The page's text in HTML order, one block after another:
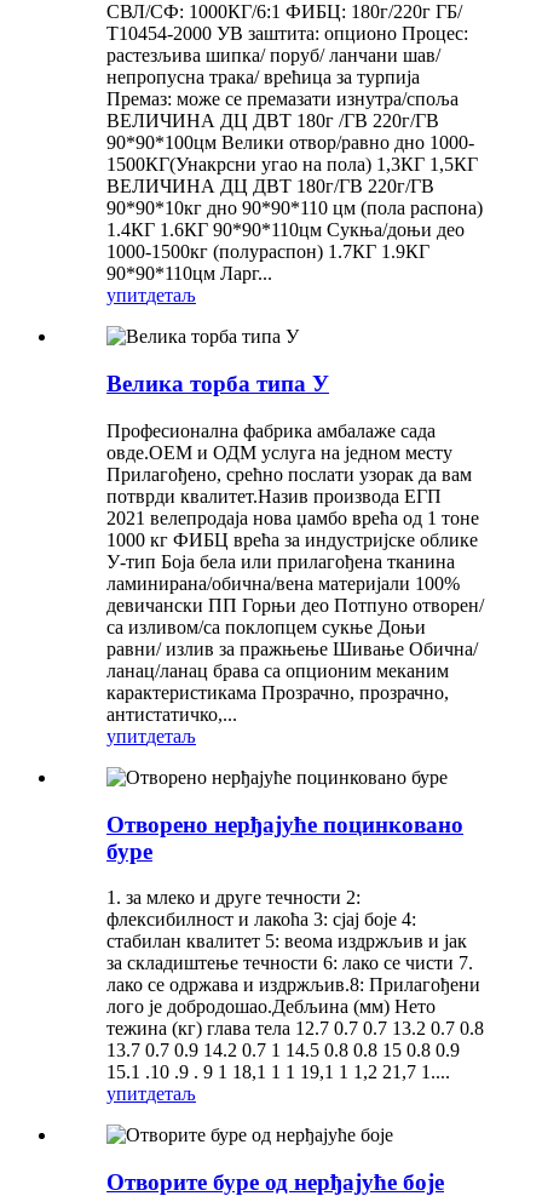
СВЛ/СФ: 1000КГ/6:1 ФИБЦ: 180г/220г ГБ/
Т10454-2000 УВ заштита: опционо Процес:
растезљива шипка/ поруб/ ланчани шав/
непропусна трака/ врећица за турпија
Премаз: може се премазати изнутра/споља
ВЕЛИЧИНА ДЦ ДВТ 180г /ГВ 220г/ГВ
90*90*100цм Велики отвор/равно дно 1000-
1500КГ(Унакрсни угао на пола) 1,3КГ 1,5КГ
ВЕЛИЧИНА ДЦ ДВТ 180г/ГВ 220г/ГВ
90*90*10кг дно 90*90*110 цм (пола распона)
1.4КГ 1.6КГ 90*90*110цм Сукња/доњи део
1000-1500кг (полураспон) 1.7КГ 1.9КГ
90*90*110цм Ларг...
упитдетаљ
Велика торба типа У
Професионална фабрика амбалаже сада
овде.ОЕМ и ОДМ услуга на једном месту
Прилагођено, срећно послати узорак да вам
потврди квалитет.Назив производа ЕГП
2021 велепродаја нова џамбо врећа од 1 тоне
1000 кг ФИБЦ врећа за индустријске облике
У-тип Боја бела или прилагођена тканина
ламинирана/обична/вена материјали 100%
девичански ПП Горњи део Потпуно отворен/
са изливом/са поклопцем сукње Доњи
равни/ излив за пражњење Шивање Обична/
ланац/ланац брава са опционим меканим
карактеристикама Прозрачно, прозрачно,
антистатичко,...
упитдетаљ
Отворено нерђајуће поцинковано
буре
1. за млеко и друге течности 2:
флексибилност и лакоћа 3: сјај боје 4:
стабилан квалитет 5: веома издржљив и јак
за складиштење течности 6: лако се чисти 7.
лако се одржава и издржљив.8: Прилагођени
лого је добродошао.Дебљина (мм) Нето
тежина (кг) глава тела 12.7 0.7 0.7 13.2 0.7 0.8
13.7 0.7 0.9 14.2 0.7 1 14.5 0.8 0.8 15 0.8 0.9
15.1 .10 .9 . 9 1 18,1 1 1 19,1 1 1,2 21,7 1....
упитдетаљ
Отворите буре од нерђајуће боје